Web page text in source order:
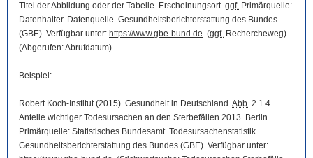
Titel der Abbildung oder der Tabelle. Erscheinungsort. ggf. Primärquelle:
Datenhalter. Datenquelle. Gesundheitsberichterstattung des Bundes
(GBE). Verfügbar unter: https://www.gbe-bund.de. (ggf. Rechercheweg).
(Abgerufen: Abrufdatum)
Beispiel:
Robert Koch-Institut (2015). Gesundheit in Deutschland.Abb. 2.1.4
Anteile wichtiger Todesursachen an den Sterbefällen 2013. Berlin.
Primärquelle: Statistisches Bundesamt. Todesursachenstatistik.
Gesundheitsberichterstattung des Bundes (GBE). Verfügbar unter: